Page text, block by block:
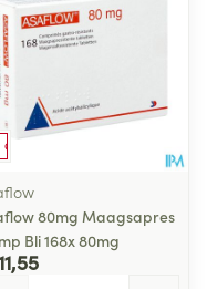
Geneesmiddel
80mg Maagsapres
Bli 168x 80mg